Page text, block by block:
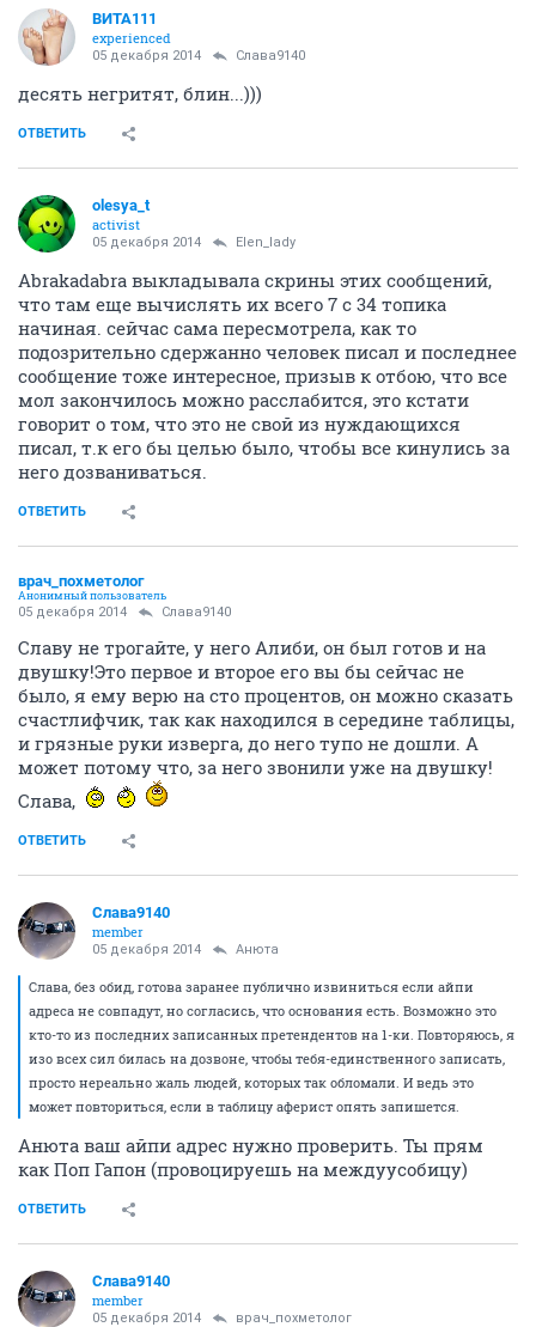
ВИТА111
experienced
05 декабря 2014 Слава9140
десять негритят, блин...)))
ОТВЕТИТЬ
olesya_t
activist
05 декабря 2014 Elen_lady
Abrakadabra выкладывала скрины этих сообщений,
что там еще вычислять их всего 7 с 34 топика
начиная. сейчас сама пересмотрела, как то
подозрительно сдержанно человек писал и последнее
сообщение тоже интересное, призыв к отбою, что все
мол закончилось можно расслабится, это кстати
говорит о том, что это не свой из нуждающихся
писал, т.к его бы целью было, чтобы все кинулись за
него дозваниваться.
ОТВЕТИТЬ
врач_похметолог
Анонимный пользователь
05 декабря 2014 Слава9140
Славу не трогайте, у него Алиби, он был готов и на
двушку!Это первое и второе его вы бы сейчас не
было, я ему верю на сто процентов, он можно сказать
счастлифчик, так как находился в середине таблицы,
и грязные руки изверга, до него тупо не дошли. А
может потому что, за него звонили уже на двушку!
Слава,
ОТВЕТИТЬ
Слава9140
member
05 декабря 2014 Aнюта
Слава, без обид, готова заранее публично извиниться если айпи
адреса не совпадут, но согласись, что основания есть. Возможно это
кто-то из последних записанных претендентов на 1-ки. Повторяюсь, я
изо всех сил билась на дозвоне, чтобы тебя-единственного записать,
просто нереально жаль людей, которых так обломали. И ведь это
может повториться, если в таблицу аферист опять запишется.
Анюта ваш айпи адрес нужно проверить. Ты прям
как Поп Гапон (провоцируешь на междуусобицу)
ОТВЕТИТЬ
Слава9140
member
05 декабря 2014 врач_похметолог